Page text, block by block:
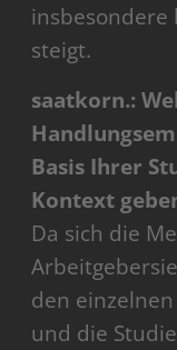
insbesondere
steigt.
saatkorn.:
Basis Ihrer
Kontext
Da sich die
den
und die